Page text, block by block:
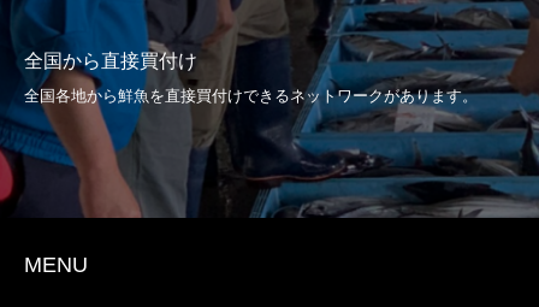
全国から直接買付け
全国各地から鮮魚を直接買付けできるネットワークがあります。
MENU